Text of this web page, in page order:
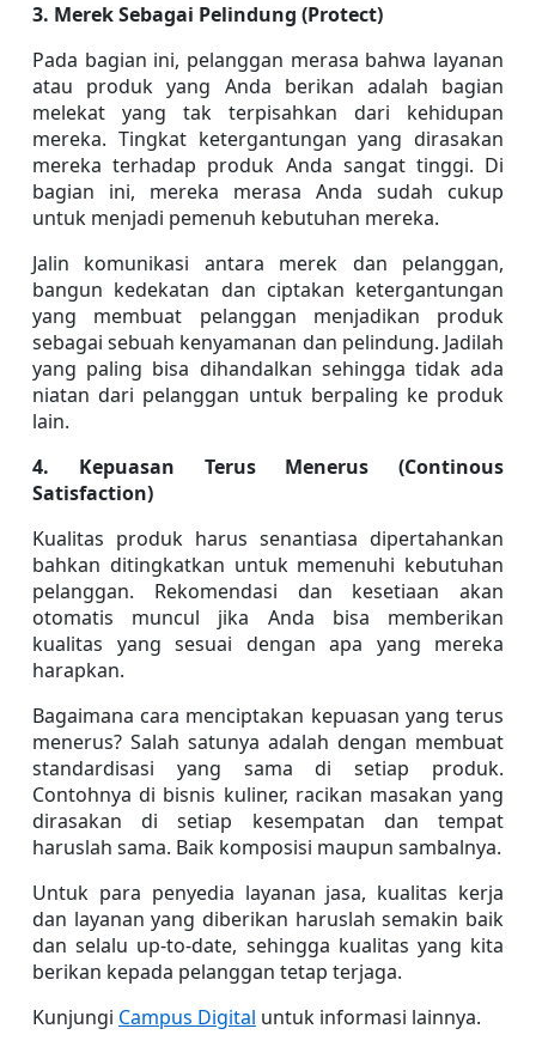
3. Merek Sebagai Pelindung (Protect)
Pada bagian ini, pelanggan merasa bahwa layanan
atau produk yang Anda berikan adalah bagian
melekat yang tak terpisahkan dari kehidupan
mereka. Tingkat ketergantungan yang dirasakan
mereka terhadap produk Anda sangat tinggi. Di
bagian ini, mereka merasa Anda sudah cukup
untuk menjadi pemenuh kebutuhan mereka.
Jalin komunikasi antara merek dan pelanggan,
bangun kedekatan dan ciptakan ketergantungan
yang membuat pelanggan menjadikan produk
sebagai sebuah kenyamanan dan pelindung. Jadilah
yang paling bisa dihandalkan sehingga tidak ada
niatan dari pelanggan untuk berpaling ke produk
lain.
4. Kepuasan Terus Menerus (Continous
Satisfaction)
Kualitas produk harus senantiasa dipertahankan
bahkan ditingkatkan untuk memenuhi kebutuhan
pelanggan. Rekomendasi dan kesetiaan akan
otomatis muncul jika Anda bisa memberikan
kualitas yang sesuai dengan apa yang mereka
harapkan.
Bagaimana cara menciptakan kepuasan yang terus
menerus? Salah satunya adalah dengan membuat
standardisasi yang sama di setiap produk.
Contohnya di bisnis kuliner, racikan masakan yang
dirasakan di setiap kesempatan dan tempat
haruslah sama. Baik komposisi maupun sambalnya.
Untuk para penyedia layanan jasa, kualitas kerja
dan layanan yang diberikan haruslah semakin baik
dan selalu up-to-date, sehingga kualitas yang kita
berikan kepada pelanggan tetap terjaga.
Kunjungi Campus Digital untuk informasi lainnya.